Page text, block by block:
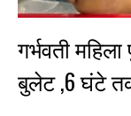
गर्भवती
बुलेट ,6 घंटे